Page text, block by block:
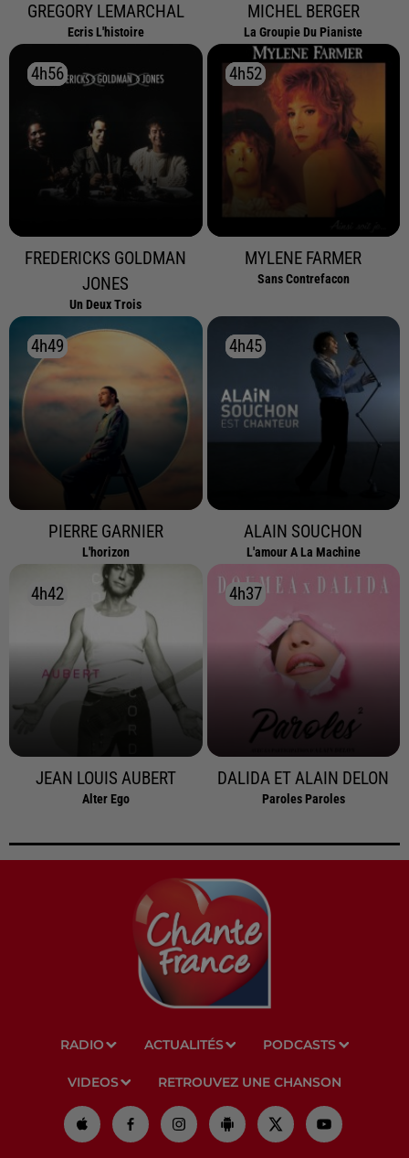
GREGORY LEMARCHAL
Ecris L'histoire
MICHEL BERGER
La Groupie Du Pianiste
4h56
4h56
FREDERICKS GOLDMAN
JONES
Un Deux Trois
4h52
4h52
MYLENE FARMER
Sans Contrefacon
4h49
4h49
PIERRE GARNIER
L'horizon
4h45
4h45
ALAIN SOUCHON
L'amour A La Machine
4h42
4h42
JEAN LOUIS AUBERT
Alter Ego
4h37
4h37
DALIDA ET ALAIN DELON
Paroles Paroles
RADIO ACTUALITÉS PODCASTS
VIDEOS RETROUVEZ UNE CHANSON